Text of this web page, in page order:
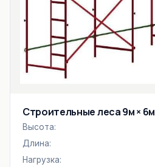
Строительные леса 9м × 6м
Высота:
Длина:
Нагрузка: